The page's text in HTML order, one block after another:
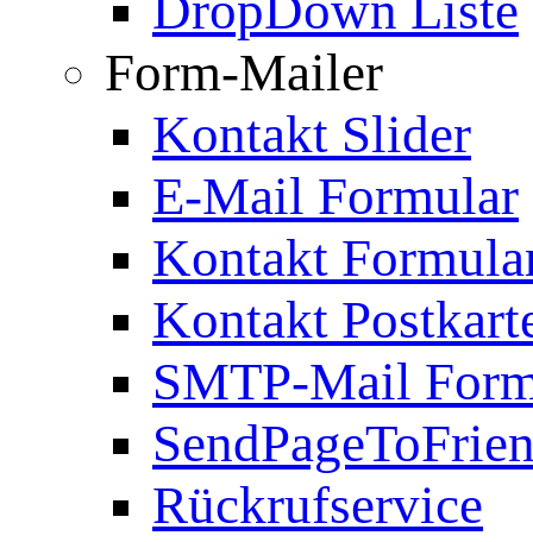
Form-Mailer
Kontakt Slider
E-Mail Formular
Kontakt
Kontakt
SMTP-Mail
Rückrufservice